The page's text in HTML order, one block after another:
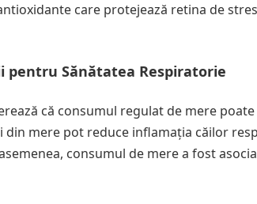
care protejează retina de
pentru Sănătatea Respiratorie
că consumul regulat de mere
din mere pot reduce inflamația căilor
consumul de mere a fost